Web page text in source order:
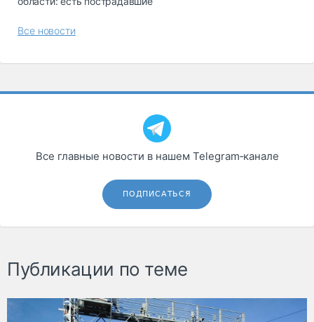
Все новости
Все главные новости в нашем Telegram‑канале
ПОДПИСАТЬСЯ
Публикации по теме